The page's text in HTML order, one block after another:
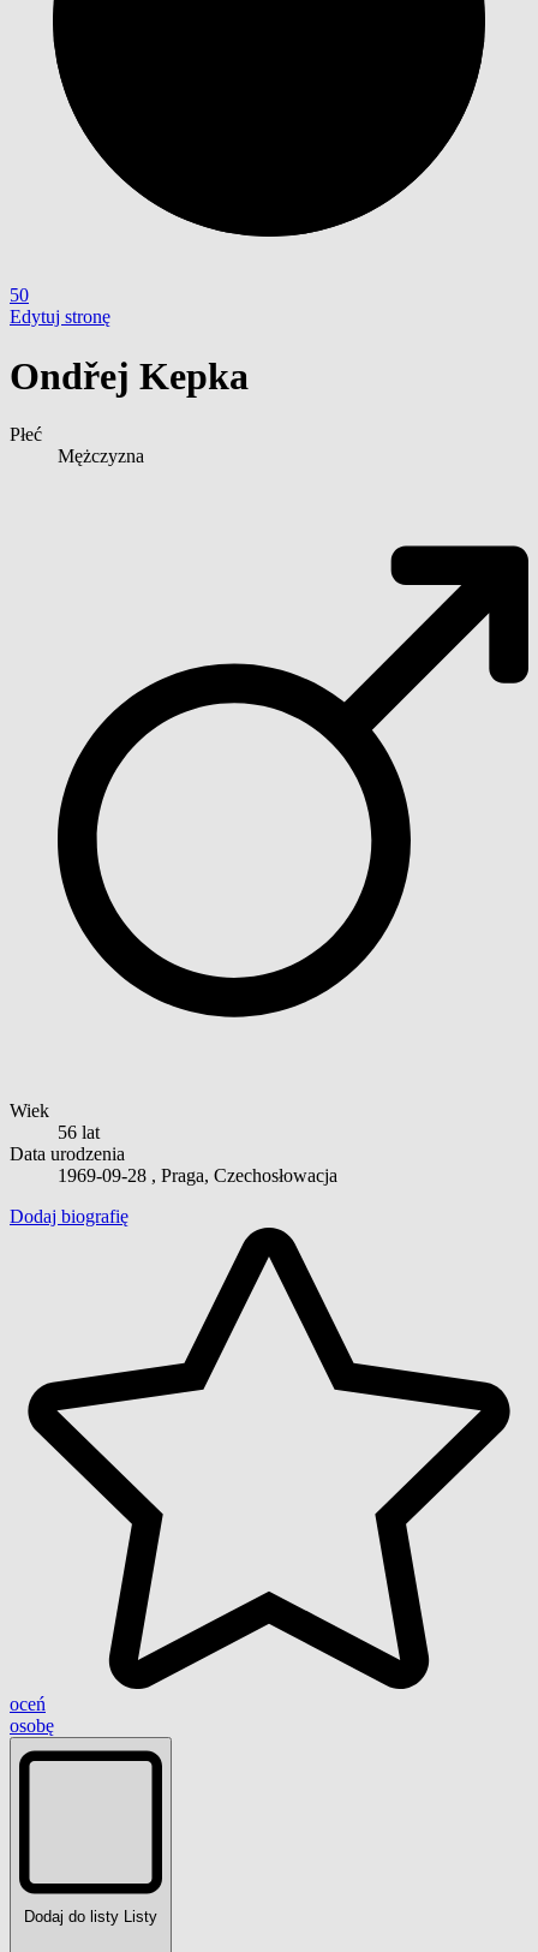
50
Edytuj stronę
Ondřej Kepka
Płeć
Mężczyzna
Wiek
56 lat
Data urodzenia
1969-09-28 , Praga, Czechosłowacja
Dodaj biografię
oceń
osobę
Dodaj do listy Listy